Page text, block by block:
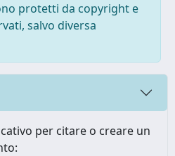
protetti da copyright e
salvo diversa
per citare o creare un